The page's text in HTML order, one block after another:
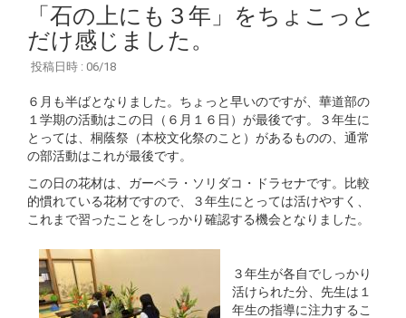
「石の上にも３年」をちょこっと
だけ感じました。
投稿日時 : 06/18
６月も半ばとなりました。ちょっと早いのですが、華道部の
１学期の活動はこの日（６月１６日）が最後です。３年生に
とっては、桐蔭祭（本校文化祭のこと）があるものの、通常
の部活動はこれが最後です。
この日の花材は、ガーベラ・ソリダコ・ドラセナです。比較
的慣れている花材ですので、３年生にとっては活けやすく、
これまで習ったことをしっかり確認する機会となりました。
３年生が各自でしっかり
活けられた分、先生は１
年生の指導に注力するこ